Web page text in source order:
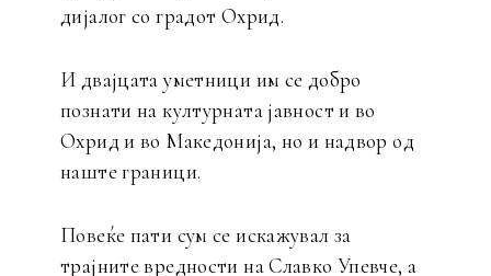
дијалог со градот Охрид.
И двајцата уметници им се добро
познати на културната јавност и во
Охрид и во Македонија, но и надвор од
наште граници.
Повеќе пати сум се искажувал за
трајните вредности на Славко Упевче, а